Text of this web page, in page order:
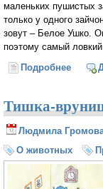
маленьких пушистых
только у одного
зовут – Белое Ушко.
поэтому самый
Подробнее о
Тишка-
Людмила
О животных